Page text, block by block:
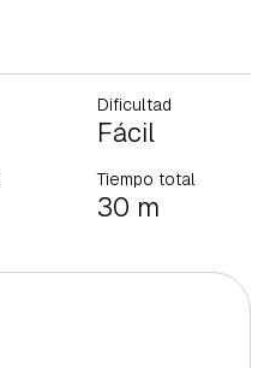
Dificultad
Fácil
Tiempo total
30 m